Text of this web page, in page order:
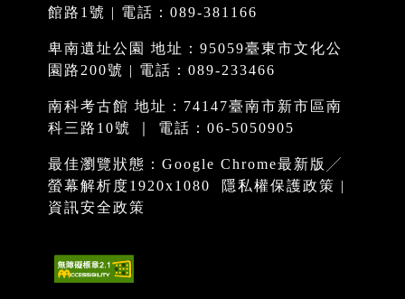
館路1號 | 電話：089-381166
卑南遺址公園 地址：95059臺東市文化公
園路200號 | 電話：089-233466
南科考古館 地址：74147臺南市新市區南
科三路10號 ｜ 電話：06-5050905
最佳瀏覽狀態：Google Chrome最新版╱
螢幕解析度1920x1080
隱私權保護政策 |
資訊安全政策